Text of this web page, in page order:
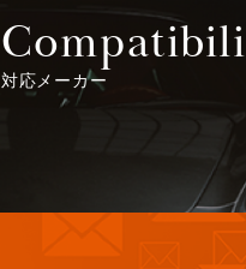
対応メーカー